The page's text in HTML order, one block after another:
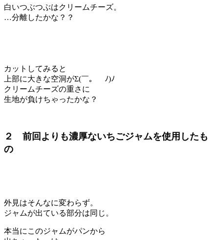
白いつぶつぶはクリームチーズ。
…分離したかな？？
カットしてみると
上部に大きな空洞がΣ(￣。￣ﾉ)ﾉ
クリームチーズの重さに
生地が負けちゃったかな？
２ 前回よりも濃厚ないちごジャムを使用したも
の
外見はそんなに変わらず。
ジャムが出ている部分は同じ。
本当にこのジャムがパンから